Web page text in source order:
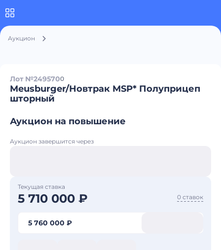
Аукцион
Лот №2495700
Meusburger/Новтрак MSP* Полуприцеп
шторный
Аукцион на повышение
Аукцион завершится через
Текущая ставка
5 710 000 ₽ 0 ставок
5 760 000 ₽